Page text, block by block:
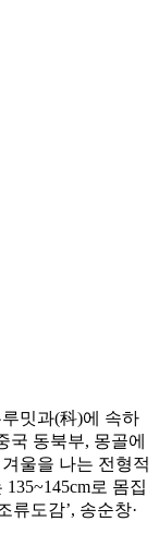
밋과(科)에 속하
국 동북부, 몽골에
울을 나는 전형적
로 몸집
류도감’, 송순창·